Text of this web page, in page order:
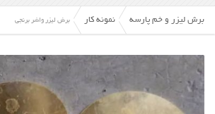
برش لیزر و خم پارسه نمونه کار برش لیزر واشر برنجی